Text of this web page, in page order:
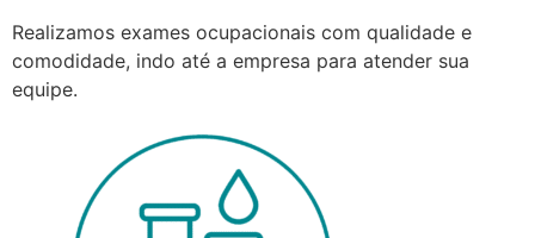
Realizamos exames ocupacionais com qualidade e
comodidade, indo até a empresa para atender sua
equipe.